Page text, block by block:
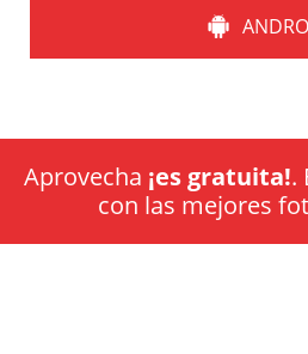
Aprovecha ¡es gratuita!.
con las mejores